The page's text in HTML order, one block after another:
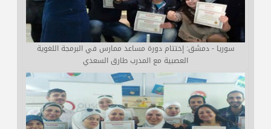
سوريا - دمشق: إختتام دورة مساعد ممارس في البرمجة اللغوية
العصبية مع المدرب طارق السعدي